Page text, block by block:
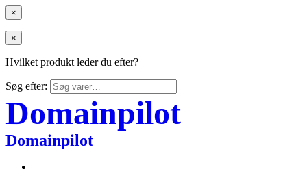
×
×
Hvilket produkt leder du efter?
Søg efter:
Domainpilot
Domainpilot